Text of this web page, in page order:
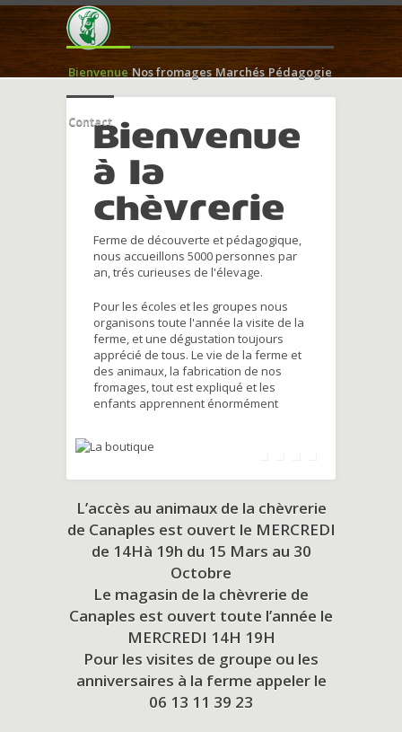
Bienvenue Nos fromages Marchés Pédagogie
ContactBienvenue
à la
chèvrerie
Ferme de découverte et pédagogique,
nous accueillons 5000 personnes par
an, trés curieuses de l'élevage.
Pour les écoles et les groupes nous
organisons toute l'année la visite de la
ferme, et une dégustation toujours
apprécié de tous. Le vie de la ferme et
des animaux, la fabrication de nos
fromages, tout est expliqué et les
enfants apprennent énormément
L’accès au animaux de la chèvrerie
de Canaples est ouvert le MERCREDI
de 14Hà 19h du 15 Mars au 30
Octobre
Le magasin de la chèvrerie de
Canaples est ouvert toute l’année le
MERCREDI 14H 19H
Pour les visites de groupe ou les
anniversaires à la ferme appeler le
06 13 11 39 23